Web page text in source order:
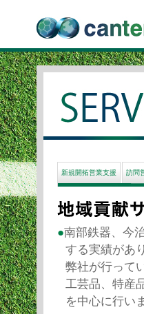
新規開拓営業支援 訪問
●南部鉄器、今
する実績があ
弊社が行って
工芸品、特産
を中心に行い